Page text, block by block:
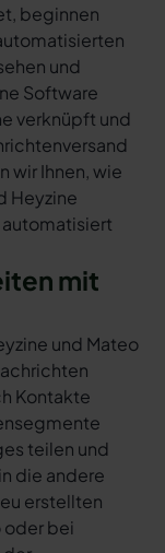
beginnen
und
Software
verknüpft und
wir Ihnen, wie
Heyzine
automatisiert
mit
und Mateo
Kontakte
teilen und
die andere
erstellten
oder bei